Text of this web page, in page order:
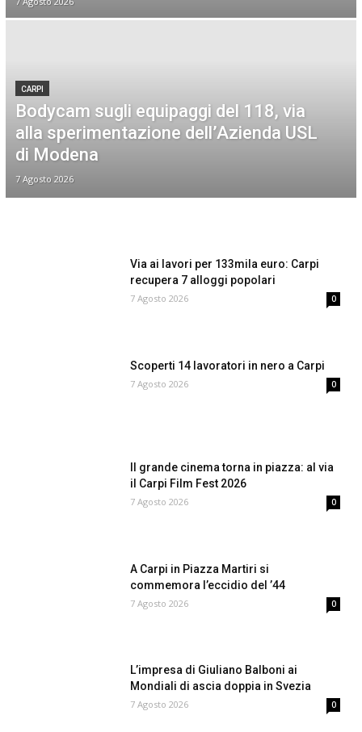
CARPI
Bodycam sugli equipaggi del 118, via
alla sperimentazione dell’Azienda USL
di Modena
7 Agosto 2026
Via ai lavori per 133mila euro: Carpi
recupera 7 alloggi popolari
7 Agosto 2026 0
Scoperti 14 lavoratori in nero a Carpi
7 Agosto 2026 0
Il grande cinema torna in piazza: al via
il Carpi Film Fest 2026
7 Agosto 2026 0
A Carpi in Piazza Martiri si
commemora l’eccidio del ’44
7 Agosto 2026 0
L’impresa di Giuliano Balboni ai
Mondiali di ascia doppia in Svezia
7 Agosto 2026 0